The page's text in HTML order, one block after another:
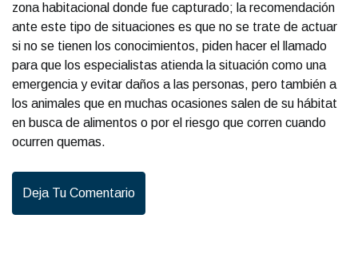
zona habitacional donde fue capturado; la recomendación
ante este tipo de situaciones es que no se trate de actuar
si no se tienen los conocimientos, piden hacer el llamado
para que los especialistas atienda la situación como una
emergencia y evitar daños a las personas, pero también a
los animales que en muchas ocasiones salen de su hábitat
en busca de alimentos o por el riesgo que corren cuando
ocurren quemas.
Deja Tu Comentario